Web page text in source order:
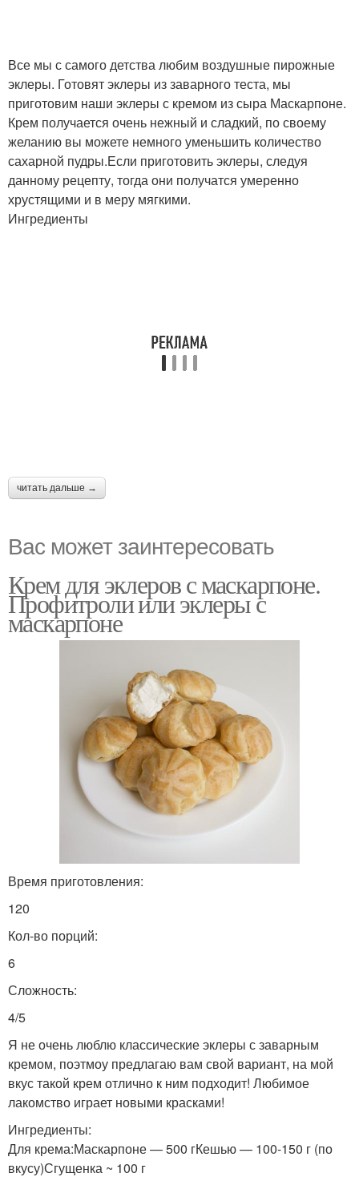
Все мы с самого детства любим воздушные пирожные
эклеры. Готовят эклеры из заварного теста, мы
приготовим наши эклеры с кремом из сыра Маскарпоне.
Крем получается очень нежный и сладкий, по своему
желанию вы можете немного уменьшить количество
сахарной пудры.Если приготовить эклеры, следуя
данному рецепту, тогда они получатся умеренно
хрустящими и в меру мягкими.
Ингредиенты
читать дальше →
Вас может заинтересовать
Крем для эклеров с маскарпоне.
Профитроли или эклеры с
маскарпоне
Время приготовления:
120
Кол-во порций:
6
Сложность:
4/5
Я не очень люблю классические эклеры с заварным
кремом, поэтмоу предлагаю вам свой вариант, на мой
вкус такой крем отлично к ним подходит! Любимое
лакомство играет новыми красками!
Ингредиенты:
Для крема:Маскарпоне — 500 гКешью — 100-150 г (по
вкусу)Сгущенка ~ 100 г